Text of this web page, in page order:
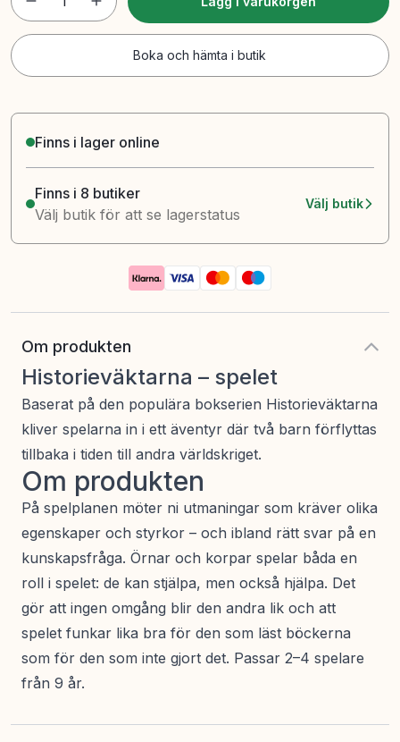
Boka och hämta i butik
Finns i lager online
Finns i 8 butiker
Välj butik för att se lagerstatus
Välj butik
Om produkten
Historieväktarna – spelet
Baserat på den populära bokserien Historieväktarna
kliver spelarna in i ett äventyr där två barn förflyttas
tillbaka i tiden till andra världskriget.
Om produkten
På spelplanen möter ni utmaningar som kräver olika
egenskaper och styrkor – och ibland rätt svar på en
kunskapsfråga. Örnar och korpar spelar båda en
roll i spelet: de kan stjälpa, men också hjälpa. Det
gör att ingen omgång blir den andra lik och att
spelet funkar lika bra för den som läst böckerna
som för den som inte gjort det. Passar 2–4 spelare
från 9 år.